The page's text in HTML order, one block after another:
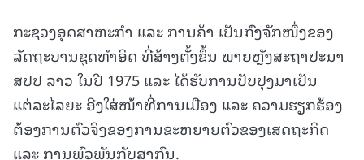
ກະຊວງອຸດສາຫະກຳ ແລະ ການຄ້າ ເປັນກົງຈັກໜຶ່ງຂອງ
ລັດຖະບານຊຸດທຳອິດ ທີ່ສ້າງຕັ້ງຂຶ້ນ ພາຍຫຼັງສະຖາປະນາ
ສປປ ລາວ ໃນປີ 1975 ແລະ ໄດ້ຮັບການປັບປຸງມາເປັນ
ແຕ່ລະໄລຍະ ອີງໃສ່ໜ້າທີ່ການເມືອງ ແລະ ຄວາມຮຽກຮ້ອງ
ຕ້ອງການຕົວຈິງຂອງການຂະຫຍາຍຕົວຂອງເສດຖະກິດ
ແລະ ການພົວພັນກັບສາກົນ.